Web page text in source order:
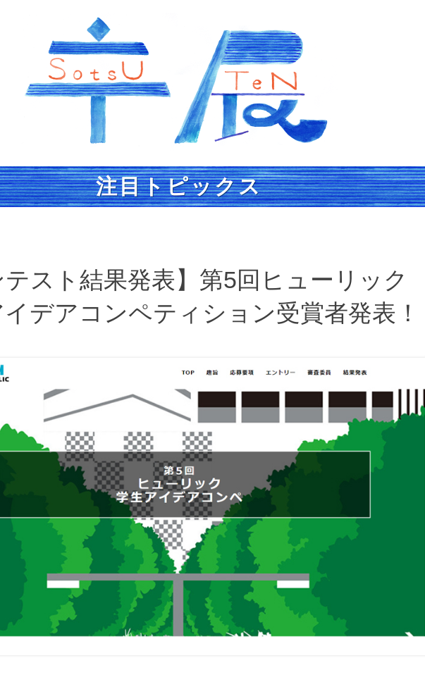
注目トピックス
テスト結果発表】第5回ヒューリック
デアコンペティション受賞者発表！